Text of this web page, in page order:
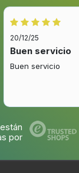
20/12/25
Buen servicio
Buen servicio
por